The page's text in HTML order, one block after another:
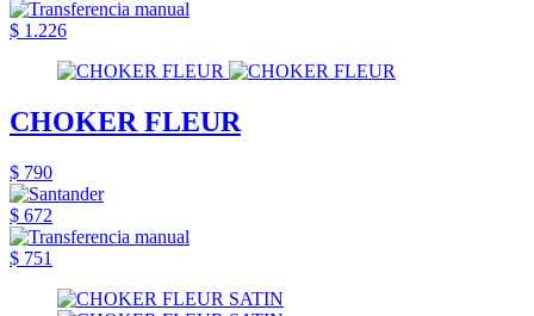
$ 1.226
CHOKER FLEUR
$ 790
$ 672
$ 751